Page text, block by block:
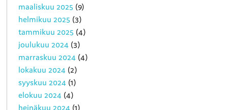
maaliskuu 2025 (9)
helmikuu 2025 (3)
tammikuu 2025 (4)
joulukuu 2024 (3)
marraskuu 2024 (4)
lokakuu 2024 (2)
syyskuu 2024 (1)
elokuu 2024 (4)
heinäkuu 2024 (1)